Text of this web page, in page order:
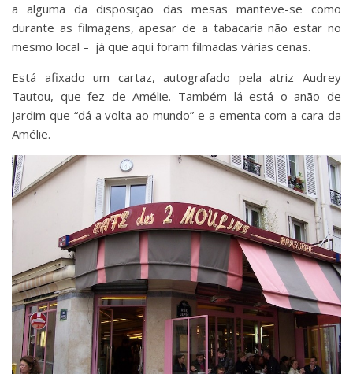
a alguma da disposição das mesas manteve-se como
durante as filmagens, apesar de a tabacaria não estar no
mesmo local – já que aqui foram filmadas várias cenas.
Está afixado um cartaz, autografado pela atriz Audrey
Tautou, que fez de Amélie. Também lá está o anão de
jardim que “dá a volta ao mundo” e a ementa com a cara da
Amélie.